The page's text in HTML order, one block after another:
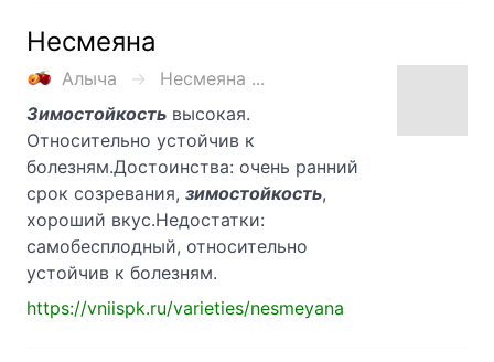
Несмеяна
Алыча
Несмеяна ...
Зимостойкость высокая.
Относительно устойчив к
болезням.Достоинства: очень ранний
срок созревания, зимостойкость,
хороший вкус.Недостатки:
самобесплодный, относительно
устойчив к болезням.
https://vniispk.ru/varieties/nesmeyana